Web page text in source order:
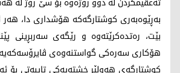
بەڕێوەبەری کوشتارگەکە هۆشداری دا، هەر
بێت، رەتدەکرێتەوە و رێگەی سەربڕینی
هۆکاری سەرەکی گواستنەوەی